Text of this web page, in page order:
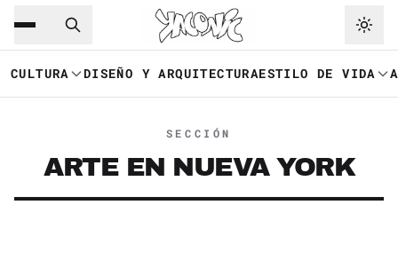
Saltar al contenido principal
CULTURA DISEÑO Y ARQUITECTURAESTILO DE VIDA
SECCIÓN
ARTE EN NUEVA YORK